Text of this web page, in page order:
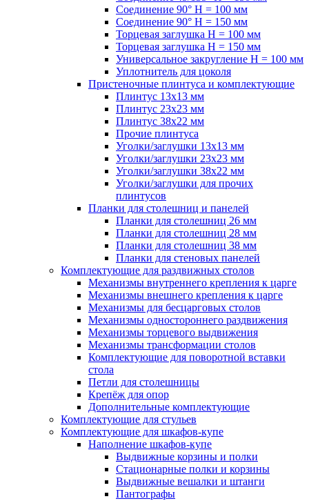
Соединение 90° H = 100 мм
Соединение 90° H = 150 мм
Торцевая заглушка H = 100 мм
Торцевая заглушка H = 150 мм
Универсальное закругление H = 100 мм
Уплотнитель для цоколя
Пристеночные плинтуса и комплектующие
Плинтус 13х13 мм
Плинтус 23х23 мм
Плинтус 38х22 мм
Прочие плинтуса
Уголки/заглушки 13х13 мм
Уголки/заглушки 23х23 мм
Уголки/заглушки 38х22 мм
Уголки/заглушки для прочих
плинтусов
Планки для столешниц и панелей
Планки для столешниц 26 мм
Планки для столешниц 28 мм
Планки для столешниц 38 мм
Планки для стеновых панелей
Комплектующие для раздвижных столов
Механизмы внутреннего крепления к царге
Механизмы внешнего крепления к царге
Механизмы для бесцарговых столов
Механизмы одностороннего раздвижения
Механизмы торцевого выдвижения
Механизмы трансформации столов
Комплектующие для поворотной вставки
стола
Петли для столешницы
Крепёж для опор
Дополнительные комплектующие
Комплектующие для стульев
Комплектующие для шкафов-купе
Наполнение шкафов-купе
Выдвижные корзины и полки
Стационарные полки и корзины
Выдвижные вешалки и штанги
Пантографы